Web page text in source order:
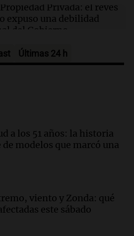
bien”: el mensaje de Chiqui
del padre de Messi
Privada: el revés
expuso una debilidad
del Gobierno
se prepara para una
de la Vincha
se lo llevaron para
y nunca regresó"
y retiraron hasta
por jornada
Últimas 24 h
a los 51 años: la historia
modelos que marcó una
viento y Zonda: qué
este sábado